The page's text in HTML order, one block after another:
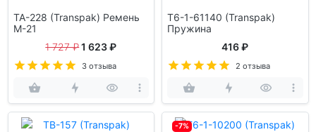
TA-228 (Transpak) Ремень
М-21
1 727 ₽1 623 ₽
3 отзыва
T6-1-61140 (Transpak)
Пружина
416 ₽
2 отзыва
-7%